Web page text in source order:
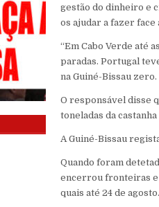
gestão do dinheiro e
os ajudar a fazer
“Em Cabo Verde até
paradas. Portugal
na Guiné-Bissau
O responsável disse
toneladas da
A Guiné-Bissau
Quando foram
encerrou fronteiras e
quais até 24 de agosto.